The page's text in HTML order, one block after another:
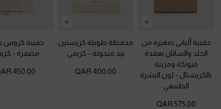
حقيبة ألباني صغيرة من
الجلد والساتان بعقدة
فيونكة ومزينة
بالكريستال - لون البشرة
الطبيعي
575.00 QAR
محفظة طويلة كريستين
بيد منحوتة - كريمي
400.00 QAR
حقيبة كروس
مضفرة -
450.00 QAR